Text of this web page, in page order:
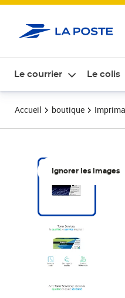
Le courrier Le colis
Accueil boutique
Ignorer les images